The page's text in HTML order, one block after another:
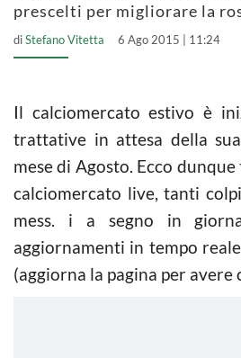
prescelti per migliorare la
diStefano Vitetta 6 Ago 2015 | 11:24
Il calciomercato estivo è
trattative in attesa della
mese di Agosto. Ecco
calciomercato live, tanti
mess. i a segno in
aggiornamenti in tempo
(aggiorna la pagina per avere